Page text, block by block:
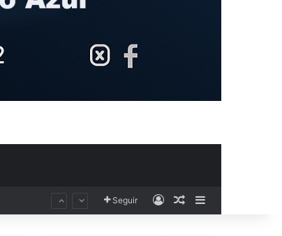
Seguir AccesoPublicación al